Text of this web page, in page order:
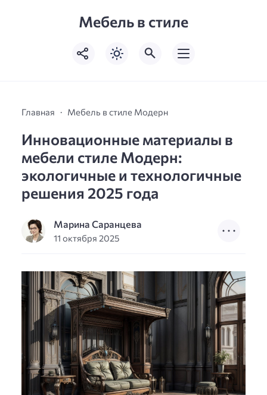
Мебель в стиле
Главная Мебель в стиле Модерн
Инновационные материалы в
мебели стиле Модерн:
экологичные и технологичные
решения 2025 года
Марина Саранцева
11 октября 2025